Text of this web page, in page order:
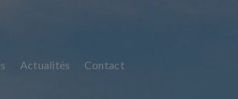
Actualités Contact